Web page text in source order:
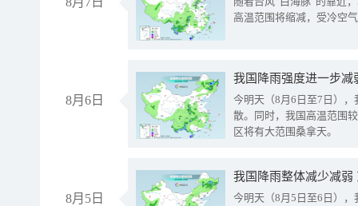
高温范围将缩减，受冷空
8月6日
今明天（8月6日至7日）
散。同时，我国高温范围
区将有大范围桑拿天。
8月5日
我国降雨整体减少减弱
今明天（8月5日至6日）